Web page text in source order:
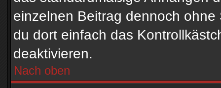
einzelnen Beitrag dennoch
du dort einfach das
deaktivieren.
Nach oben